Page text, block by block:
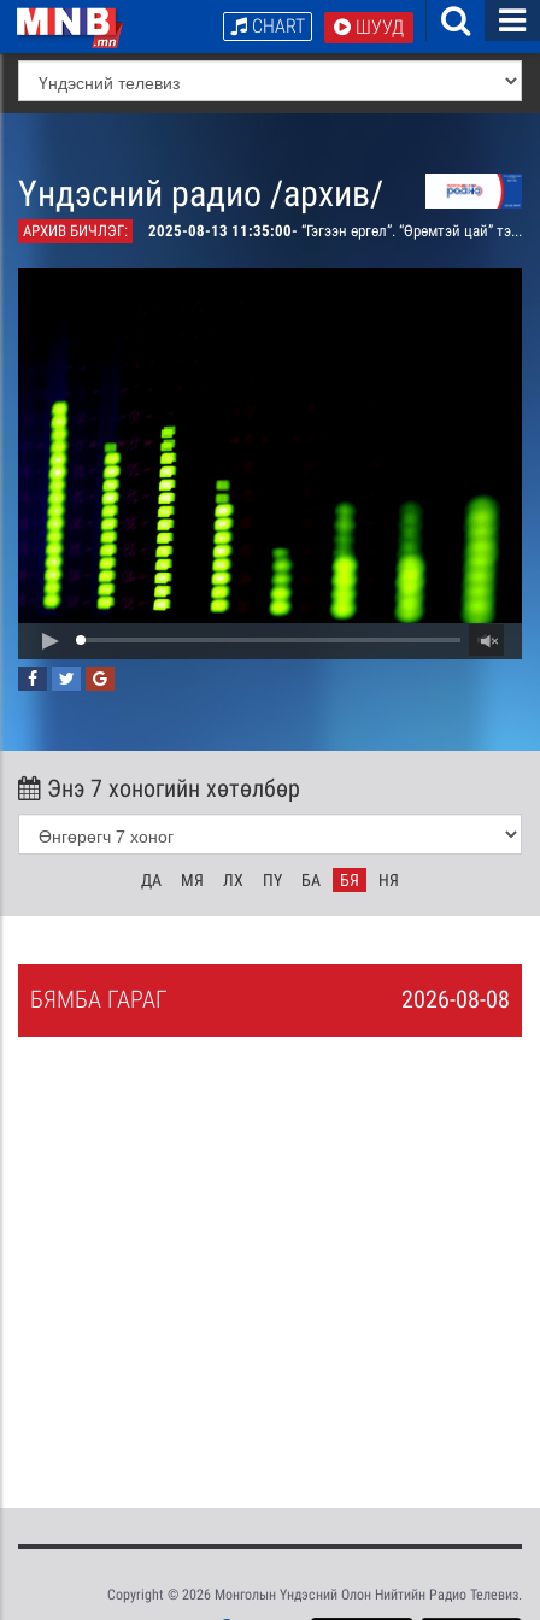
ШУУД
CHART
Үндэсний радио /архив/
АРХИВ БИЧЛЭГ: 2025-08-13 11:35:00- “Гэгээн өргөл”. “Өрөмтэй цай” тэмдэглэл /давтана/
Энэ 7 хоногийн хөтөлбөр
ДА МЯ ЛХ ПҮ БА БЯ НЯ
2026-08-08
БЯМБА ГАРАГ
Copyright © 2026 Монголын Үндэсний Олон Нийтийн Радио Телевиз.